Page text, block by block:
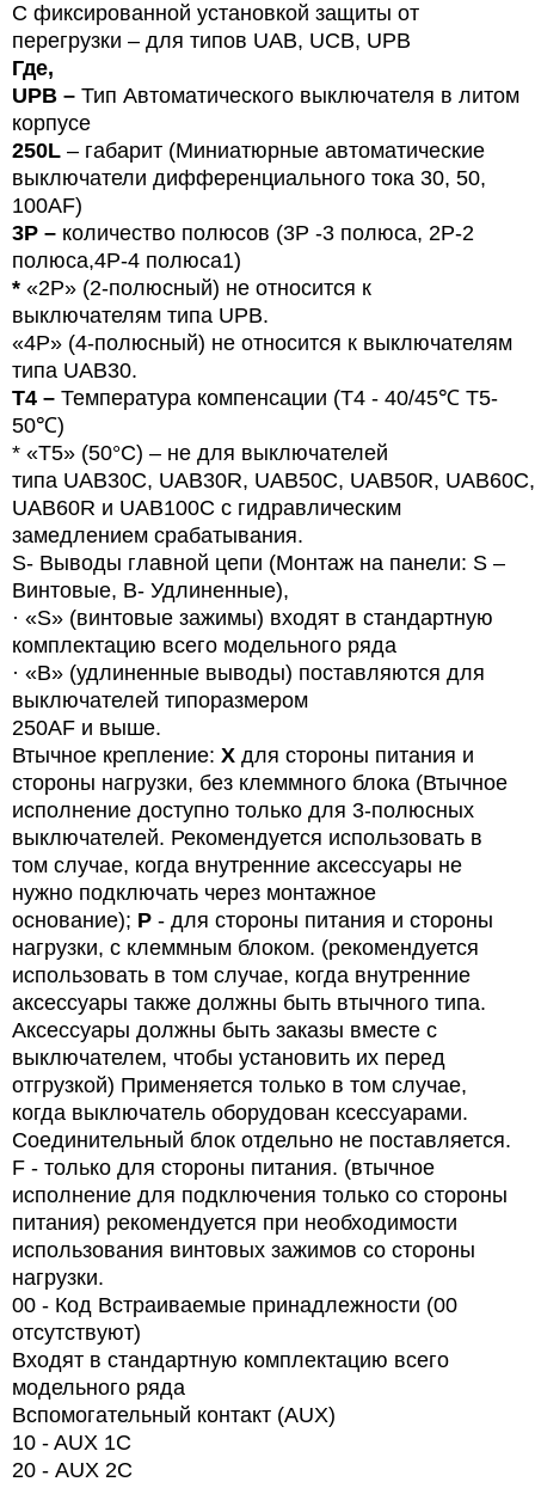
С фиксированной установкой защиты от
перегрузки – для типов UAB, UCB, UPB
Где,
UPB – Тип Автоматического выключателя в литом
корпусе
250L – габарит (Миниатюрные автоматические
выключатели дифференциального тока 30, 50,
100AF)
3P – количество полюсов (3Р -3 полюса, 2P-2
полюса,4Р-4 полюса1)
* «2P» (2-полюсный) не относится к
выключателям типа UPB.
«4P» (4-полюсный) не относится к выключателям
типа UAB30.
T4 – Температура компенсации (T4 - 40/45℃ T5-
50℃)
* «T5» (50°C) – не для выключателей
типа UAB30C, UAB30R, UAB50C, UAB50R, UAB60C,
UAB60R и UAB100C с гидравлическим
замедлением срабатывания.
S- Выводы главной цепи (Монтаж на панели: S –
Винтовые, B- Удлиненные),
· «S» (винтовые зажимы) входят в стандартную
комплектацию всего модельного ряда
· «B» (удлиненные выводы) поставляются для
выключателей типоразмером
250AF и выше.
Втычное крепление: X для стороны питания и
стороны нагрузки, без клеммного блока (Втычное
исполнение доступно только для 3-полюсных
выключателей. Рекомендуется использовать в
том случае, когда внутренние аксессуары не
нужно подключать через монтажное
основание); P - для стороны питания и стороны
нагрузки, с клеммным блоком. (рекомендуется
использовать в том случае, когда внутренние
аксессуары также должны быть втычного типа.
Аксессуары должны быть заказы вместе с
выключателем, чтобы установить их перед
отгрузкой) Применяется только в том случае,
когда выключатель оборудован ксессуарами.
Соединительный блок отдельно не поставляется.
F - только для стороны питания. (втычное
исполнение для подключения только со стороны
питания) рекомендуется при необходимости
использования винтовых зажимов со стороны
нагрузки.
00 - Код Встраиваемые принадлежности (00
отсутствуют)
Входят в стандартную комплектацию всего
модельного ряда
Вспомогательный контакт (AUX)
10 - AUX 1C
20 - AUX 2C